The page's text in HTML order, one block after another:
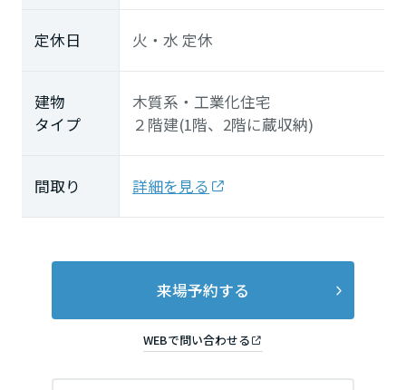
定休日 火・水 定休
建物
タイプ
木質系・工業化住宅
２階建(1階、2階に蔵収納)
間取り 詳細を見る
来場予約する
WEBで問い合わせる